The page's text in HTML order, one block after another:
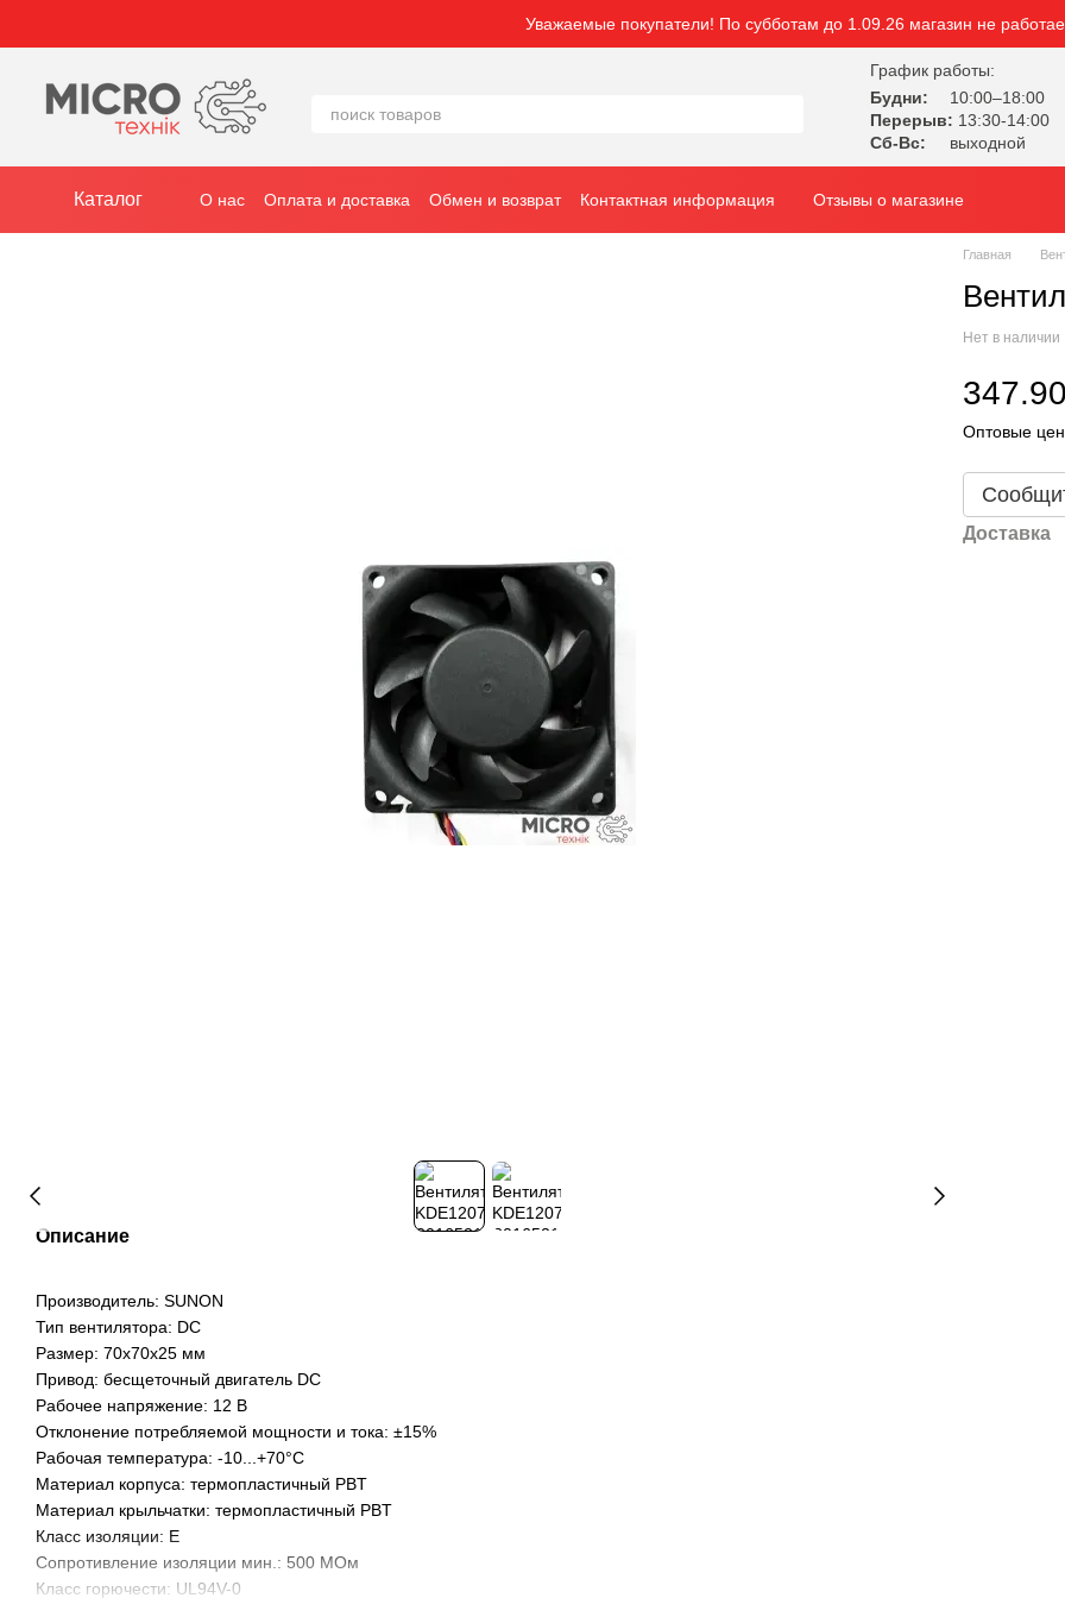
Уважаемые покупатели! По субботам до 1.09.26 магазин не
График работы:
Будни:
10:00–18:00
Перерыв: 13:30-14:00
Сб-Вс:
выходной
Каталог О нас Оплата и доставка Обмен и возврат Контактная информация Отзывы о магазине
Описание
Производитель: SUNON
Тип вентилятора: DC
Размер: 70x70x25 мм
Привод: бесщеточный двигатель DC
Рабочее напряжение: 12 В
Отклонение потребляемой мощности и тока: ±15%
Рабочая температура: -10...+70°C
Материал корпуса: термопластичный PBT
Материал крыльчатки: термопластичный PBT
Класс изоляции: E
Сопротивление изоляции мин.: 500 МОм
Класс горючести: UL94V-0
Главная
Нет в наличии
Оптовые
Доставка